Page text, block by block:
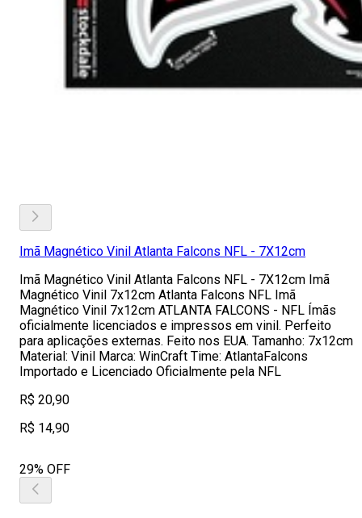
Imã Magnético Vinil Atlanta Falcons NFL - 7X12cm
Imã Magnético Vinil Atlanta Falcons NFL - 7X12cm Imã
Magnético Vinil 7x12cm Atlanta Falcons NFL Imã
Magnético Vinil 7x12cm ATLANTA FALCONS - NFL Ímãs
oficialmente licenciados e impressos em vinil. Perfeito
para aplicações externas. Feito nos EUA. Tamanho: 7x12cm
Material: Vinil Marca: WinCraft Time: AtlantaFalcons
Importado e Licenciado Oficialmente pela NFL
R$ 20,90
R$ 14,90
29% OFF